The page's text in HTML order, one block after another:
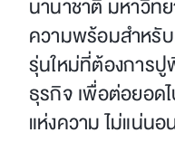
นานาชาติ มหาวิท
ความพร้อมสำหรับ
รุ่นใหม่ที่ต้องการ
ธุรกิจ เพื่อต่อยอด
แห่งความ ไม่แน่นอ